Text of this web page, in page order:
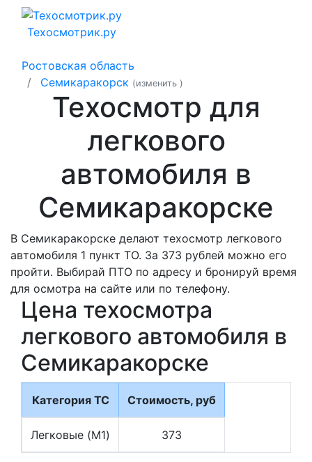
Техосмотрик.ру
Ростовская область
Семикаракорск (изменить )
Техосмотр для
легкового
автомобиля в
Семикаракорске
В Семикаракорске делают техосмотр легкового
автомобиля 1 пункт ТО. За 373 рублей можно его
пройти. Выбирай ПТО по адресу и бронируй время
для осмотра на сайте или по телефону.
Цена техосмотра
легкового автомобиля в
Семикаракорске
Категория ТС Стоимость, руб
Легковые (M1) 373